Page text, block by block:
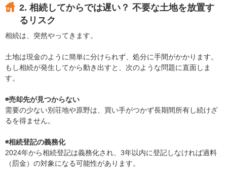
2. 相続してからでは遅い？ 不要な土地を放置す
るリスク
相続は、突然やってきます。
土地は現金のように簡単に分けられず、処分に手間がかかります。
もし相続が発生してから動き出すと、次のような問題に直面しま
す。
◉売却先が見つからない
需要の少ない別荘地や原野は、買い手がつかず長期間所有し続けざ
るを得ません。
◉相続登記の義務化
2024年から相続登記は義務化され、3年以内に登記しなければ過料
（罰金）の対象になる可能性があります。